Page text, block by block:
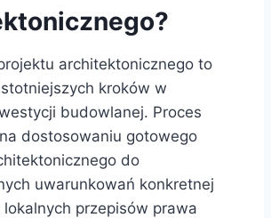
architektonicznego to
kroków w
budowlanej. Proces
dostosowaniu gotowego
do
uwarunkowań konkretnej
lokalnych przepisów prawa